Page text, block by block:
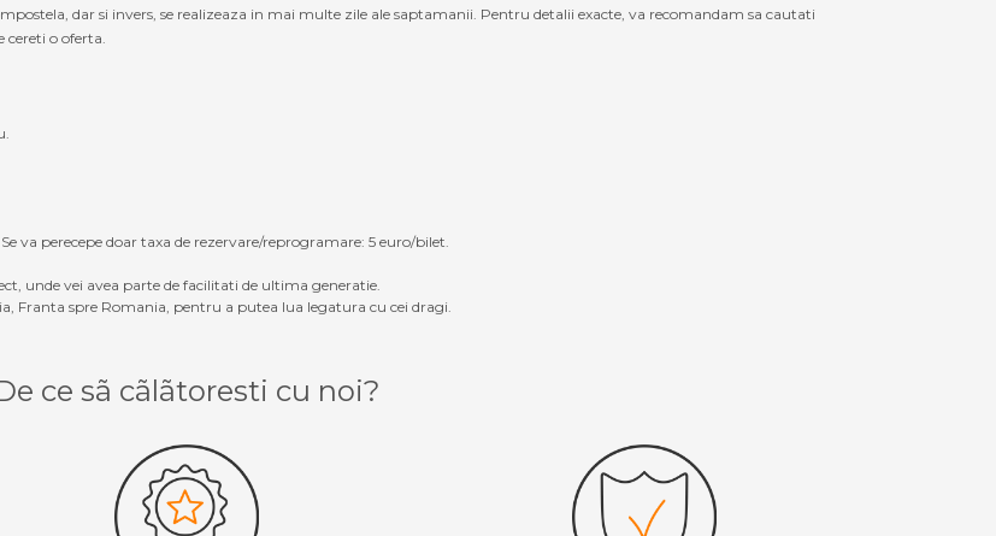
dar si invers, se realizeaza in mai multe zile ale saptamanii. Pentru detalii exacte, va recomandam sa cautati
o oferta.
va perecepe doar taxa de rezervare/reprogramare: 5 euro/bilet.
unde vei avea parte de facilitati de ultima generatie.
Franta spre Romania, pentru a putea lua legatura cu cei dragi.
ce sã cãlãtoresti cu noi?